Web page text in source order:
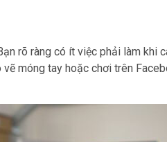
rõ ràng có ít việc phải làm khi
móng tay hoặc chơi trên